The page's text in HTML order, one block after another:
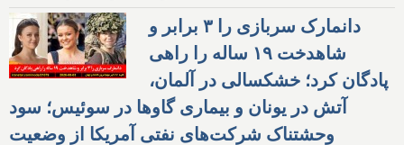
دانمارک سربازی را ۳ برابر و
شاهدخت ۱۹ ساله را راهی
پادگان کرد؛ خشکسالی در آلمان،
آتش در یونان و بیماری گاوها در سوئیس؛ سود
وحشتناک شرکت‌های نفتی آمریکا از وضعیت